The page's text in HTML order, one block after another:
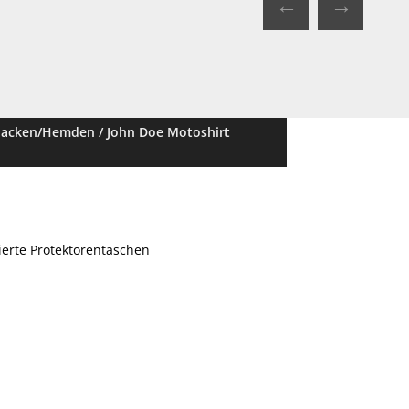
Hemden / John Doe Motoshirt
Protektorentaschen